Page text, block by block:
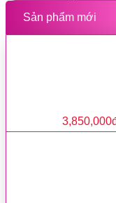
Sản phẩm mới
3,850,000